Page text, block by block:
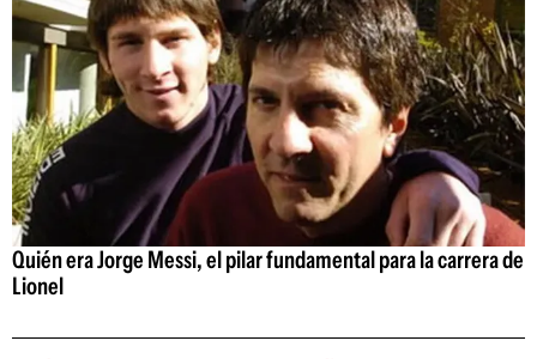
Quién era Jorge Messi, el pilar fundamental para la carrera de
Lionel